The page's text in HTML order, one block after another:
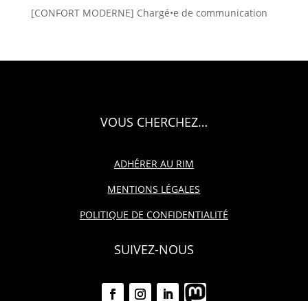
[CONFORT MODERNE] Chargé•e de communication
VOUS CHERCHEZ…
ADHÉRER AU RIM
MENTIONS LÉGALES
POLITIQUE DE CONFIDENTIALITÉ
SUIVEZ-NOUS